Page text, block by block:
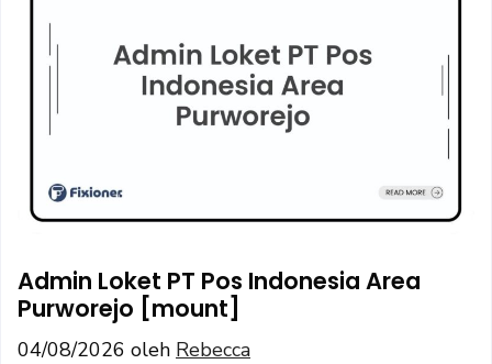
Admin Loket PT Pos Indonesia Area
Purworejo [mount]
04/08/2026 oleh Rebecca